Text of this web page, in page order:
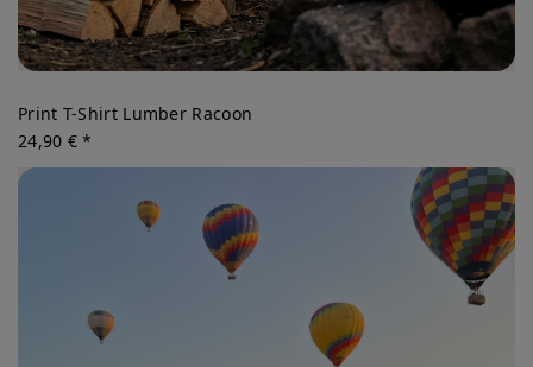
Print T-Shirt Lumber Racoon
24,90 € *